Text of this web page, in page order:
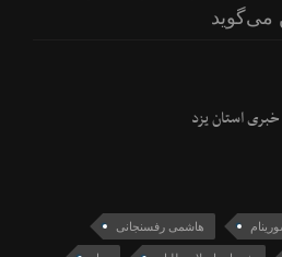
استان یزد
هاشمی رفسنجانی